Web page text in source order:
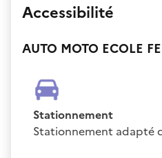
Accessibilité
AUTO MOTO ECOLE
Stationnement
Stationnement adapté